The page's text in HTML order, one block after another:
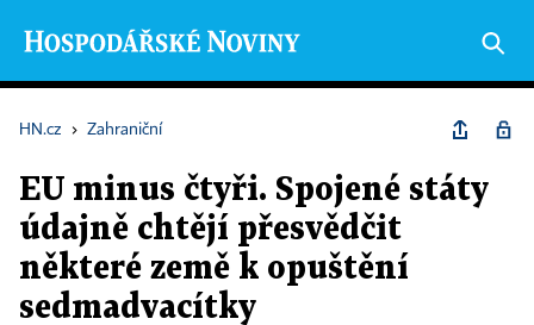
HN.cz › Zahraniční
EU minus čtyři. Spojené státy
údajně chtějí přesvědčit
některé země k opuštění
sedmadvacítky